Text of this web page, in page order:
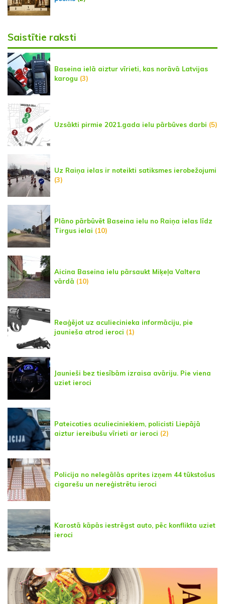
Saistītie raksti
Baseina ielā aiztur vīrieti, kas norāvā Latvijas
karogu (3)
Uzsākti pirmie 2021.gada ielu pārbūves darbi (5)
Uz Raiņa ielas ir noteikti satiksmes ierobežojumi
(3)
Plāno pārbūvēt Baseina ielu no Raiņa ielas līdz
Tirgus ielai (10)
Aicina Baseina ielu pārsaukt Miķeļa Valtera
vārdā (10)
Reaģējot uz aculiecinieka informāciju, pie
jaunieša atrod ieroci (1)
Jaunieši bez tiesībām izraisa avāriju. Pie viena
uziet ieroci
Pateicoties aculieciniekiem, policisti Liepājā
aiztur iereibušu vīrieti ar ieroci (2)
Policija no nelegālās aprites izņem 44 tūkstošus
cigarešu un nereģistrētu ieroci
Karostā kāpās iestrēgst auto, pēc konflikta uziet
ieroci